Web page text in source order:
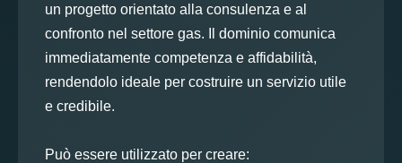
un progetto orientato alla consulenza e al
confronto nel settore gas. Il dominio comunica
immediatamente competenza e affidabilità,
rendendolo ideale per costruire un servizio utile
e credibile.
Può essere utilizzato per creare: